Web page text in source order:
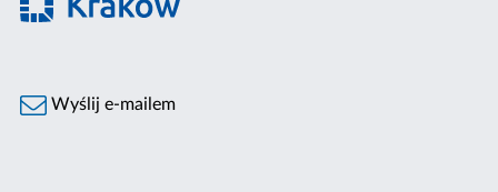
Wyślij e-mailem